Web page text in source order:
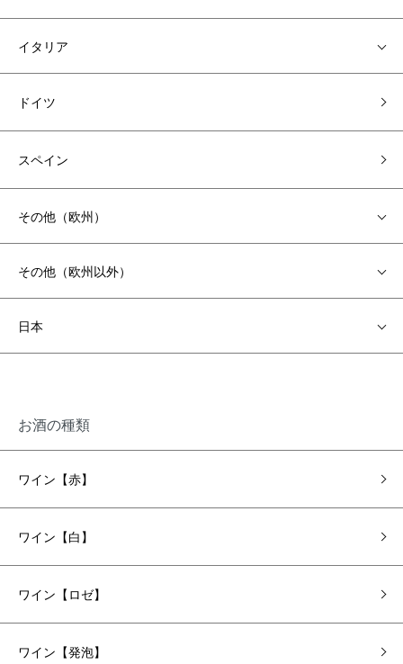
イタリア
ドイツ
スペイン
その他（欧州）
その他（欧州以外）
日本
お酒の種類
ワイン【赤】
ワイン【白】
ワイン【ロゼ】
ワイン【発泡】